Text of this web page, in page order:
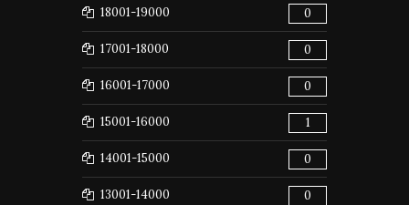
18001-19000 0
17001-18000 0
16001-17000 0
15001-16000 1
14001-15000 0
13001-14000 0